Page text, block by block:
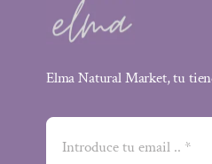
Elma Natural Market, tu